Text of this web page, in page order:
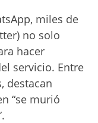
miles de
no solo
hacer
servicio. Entre
destacan
“se murió